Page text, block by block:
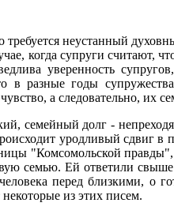
неустанный
когда супруги считают,
уверенность
разные годы
а следовательно, их
семейный долг -
уродливый сдвиг в
"Комсомольской правды",
семью. Ей ответили
перед близкими, о
из этих писем.